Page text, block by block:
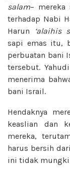
salam– mereka
terhadap Nabi
Harun
‘alaihis
sapi emas itu,
perbuatan bani
tersebut.
menerima
bani Israil.
Hendaknya
keaslian dan
mereka,
harus bersih
ini tidak